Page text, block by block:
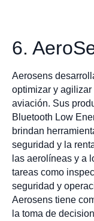
6.
Aerosens
optimizar y
aviación. Sus
Bluetooth Low
brindan
seguridad y la
las aerolíneas y a
tareas como
seguridad y
Aerosens tiene
la toma de